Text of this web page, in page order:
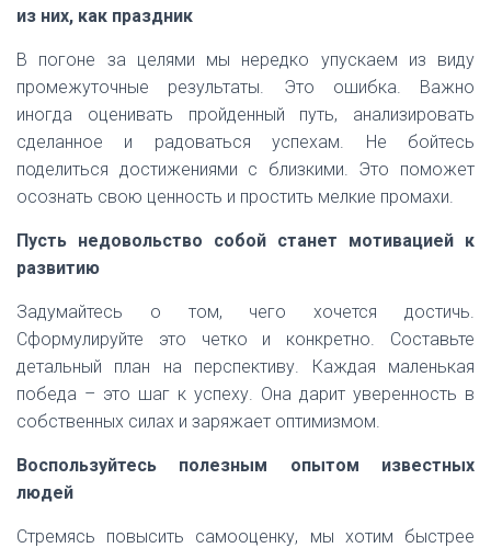
из них, как праздник
В погоне за целями мы нередко упускаем из виду
промежуточные результаты. Это ошибка. Важно
иногда оценивать пройденный путь, анализировать
сделанное и радоваться успехам. Не бойтесь
поделиться достижениями с близкими. Это поможет
осознать свою ценность и простить мелкие промахи.
Пусть недовольство собой станет мотивацией к
развитию
Задумайтесь о том, чего хочется достичь.
Сформулируйте это четко и конкретно. Составьте
детальный план на перспективу. Каждая маленькая
победа – это шаг к успеху. Она дарит уверенность в
собственных силах и заряжает оптимизмом.
Воспользуйтесь полезным опытом известных
людей
Стремясь повысить самооценку, мы хотим быстрее